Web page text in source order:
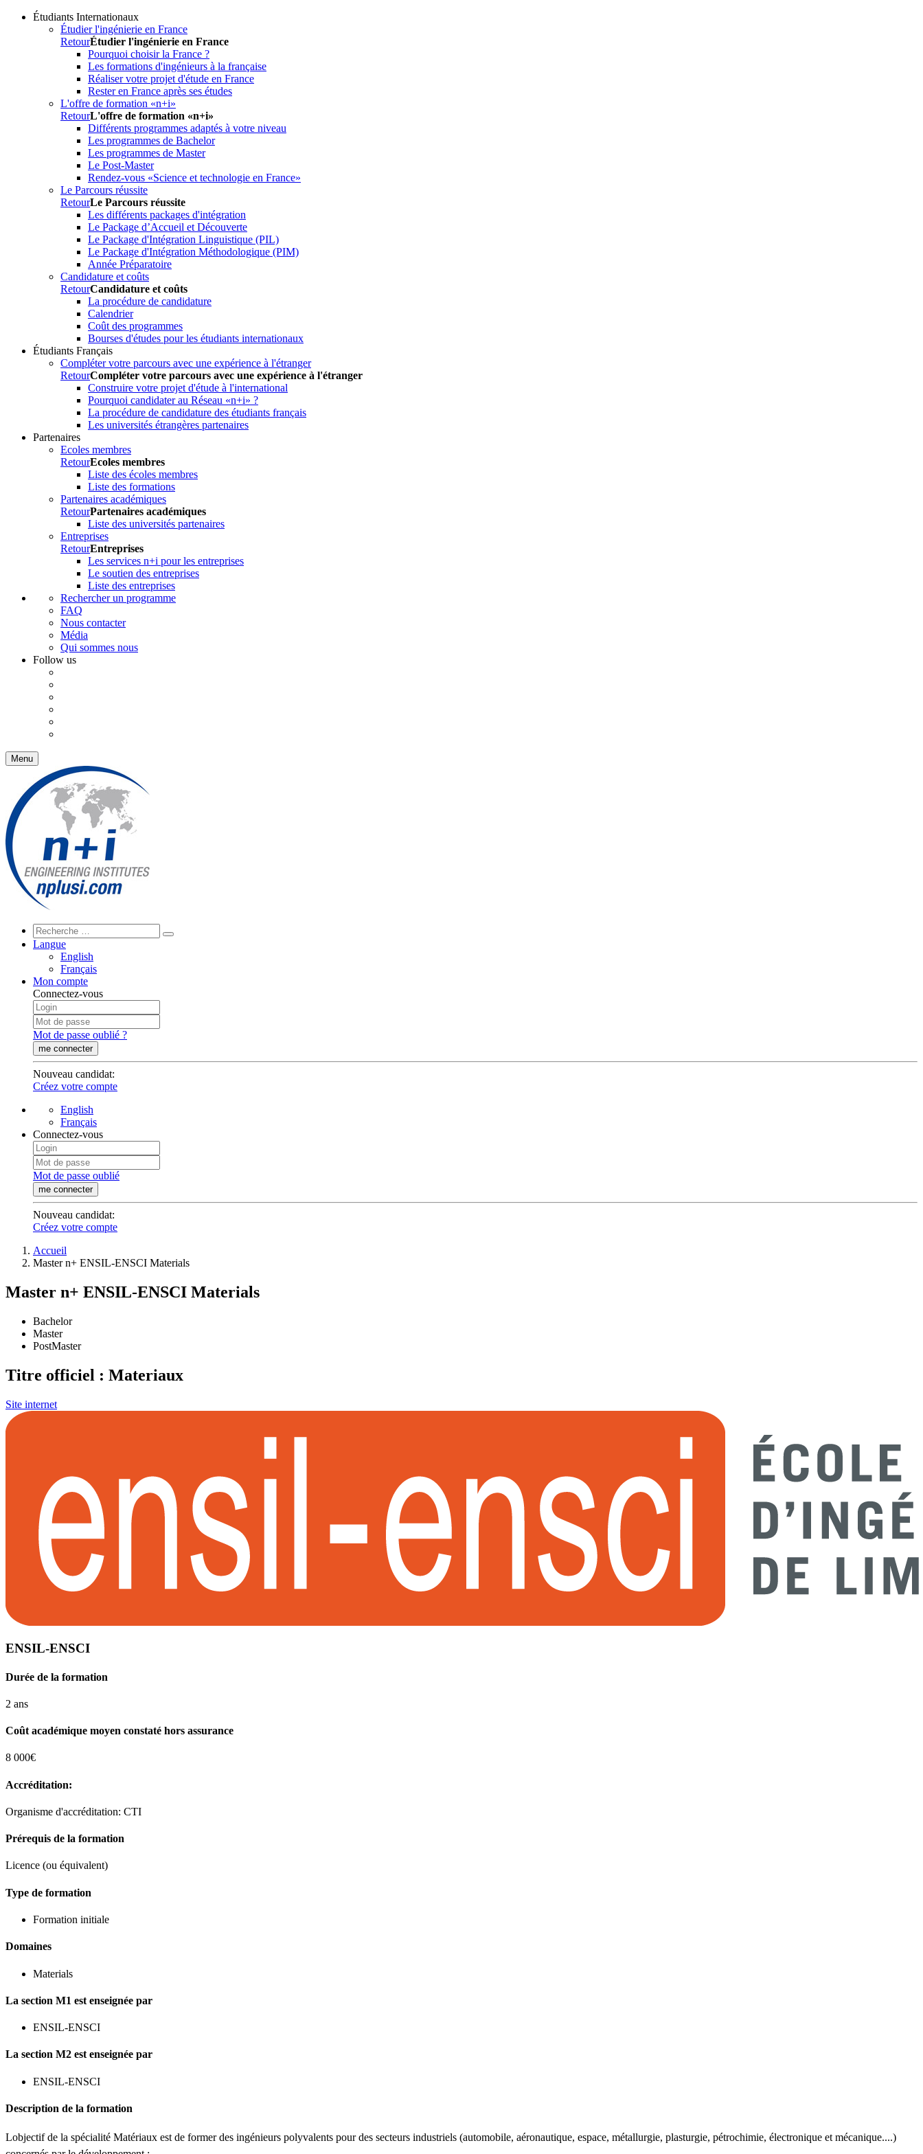
Étudiants Internationaux
Étudier l'ingénierie en France
RetourÉtudier l'ingénierie en France
Pourquoi choisir la France ?
Les formations d'ingénieurs à la française
Réaliser votre projet d'étude en France
Rester en France après ses études
L'offre de formation «n+i»
RetourL'offre de formation «n+i»
Différents programmes adaptés à votre niveau
Les programmes de Bachelor
Les programmes de Master
Le Post-Master
Rendez-vous «Science et technologie en France»
Le Parcours réussite
RetourLe Parcours réussite
Les différents packages d'intégration
Le Package d’Accueil et Découverte
Le Package d'Intégration Linguistique (PIL)
Le Package d'Intégration Méthodologique (PIM)
Année Préparatoire
Candidature et coûts
RetourCandidature et coûts
La procédure de candidature
Calendrier
Coût des programmes
Bourses d'études pour les étudiants internationaux
Étudiants Français
Compléter votre parcours avec une expérience à l'étranger
RetourCompléter votre parcours avec une expérience à l'étranger
Construire votre projet d'étude à l'international
Pourquoi candidater au Réseau «n+i» ?
La procédure de candidature des étudiants français
Les universités étrangères partenaires
Partenaires
Ecoles membres
RetourEcoles membres
Liste des écoles membres
Liste des formations
Partenaires académiques
RetourPartenaires académiques
Liste des universités partenaires
Entreprises
RetourEntreprises
Les services n+i pour les entreprises
Le soutien des entreprises
Liste des entreprises
Rechercher un programme
FAQ
Nous contacter
Média
Qui sommes nous
Follow us
Menu
Langue
English
Français
Mon compte
Connectez-vous
Mot de passe oublié ?
me connecter
Nouveau candidat:
Créez votre compte
English
Français
Connectez-vous
Mot de passe oublié
me connecter
Nouveau candidat:
Créez votre compte
Accueil
Master n+ ENSIL-ENSCI Materials
Master n+ ENSIL-ENSCI Materials
Bachelor
Master
PostMaster
Titre officiel : Materiaux
Site internet
ENSIL-ENSCI
Durée de la formation
2 ans
Coût académique moyen constaté hors assurance
8 000€
Accréditation:
Organisme d'accréditation: CTI
Prérequis de la formation
Licence (ou équivalent)
Type de formation
Formation initiale
Domaines
Materials
La section M1 est enseignée par
ENSIL-ENSCI
La section M2 est enseignée par
ENSIL-ENSCI
Description de la formation
Lobjectif de la spécialité Matériaux est de former des ingénieurs polyvalents pour des secteurs industriels (automobile, aéronautique, espace, métallurgie, plasturgie, pétrochimie, électronique et mécanique....)